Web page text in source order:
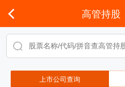
高管持股
上市公司查询